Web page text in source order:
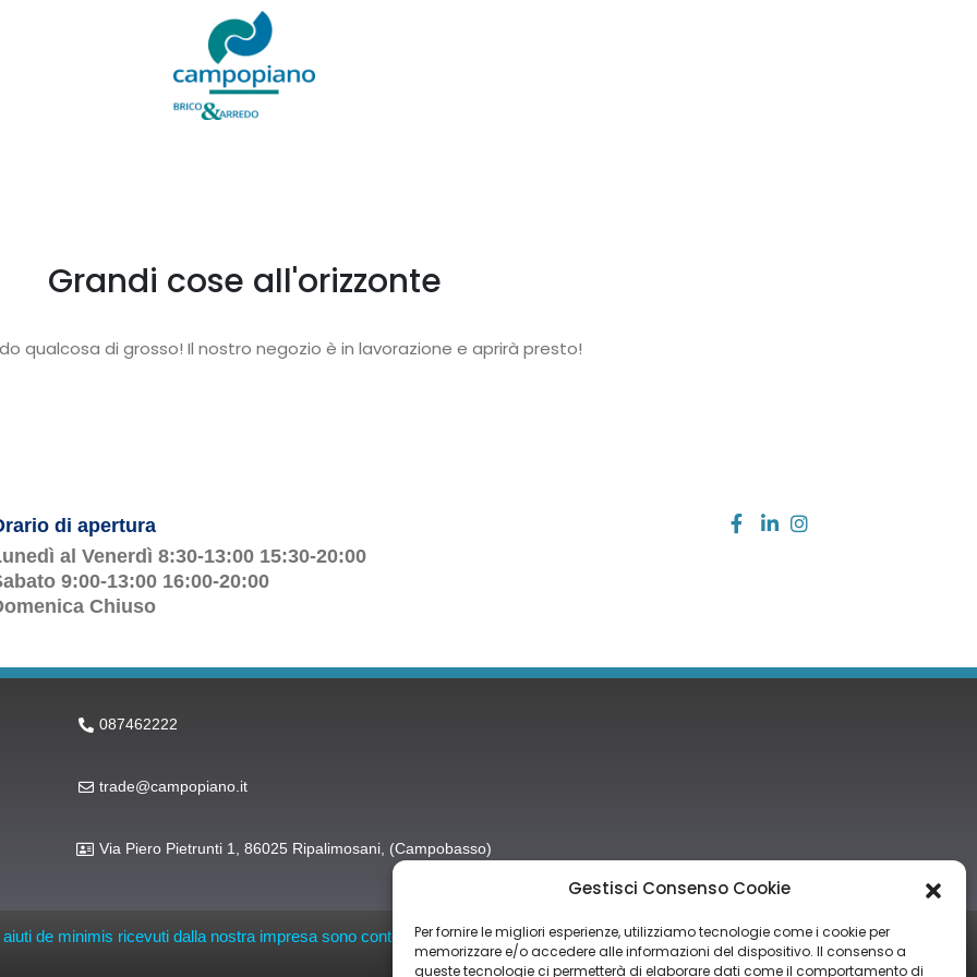
Gestisci Consenso Cookie
Per fornire le migliori esperienze, utilizziamo tecnologie come i cookie per
memorizzare e/o accedere alle informazioni del dispositivo. Il consenso a
queste tecnologie ci permetterà di elaborare dati come il comportamento di
Grandi cose all'orizzonte
qualcosa di grosso! Il nostro negozio è in lavorazione e aprirà presto!
di apertura
al Venerdì 8:30-13:00 15:30-20:00
9:00-13:00 16:00-20:00
Chiuso
087462222
trade@campopiano.it
Via Piero Pietrunti 1, 86025 Ripalimosani, (Campobasso)
de minimis ricevuti dalla nostra impresa sono contenuti nel Registro nazionale degli aiuti di Stato di cui all’art. 52 della L. 234/2012” e